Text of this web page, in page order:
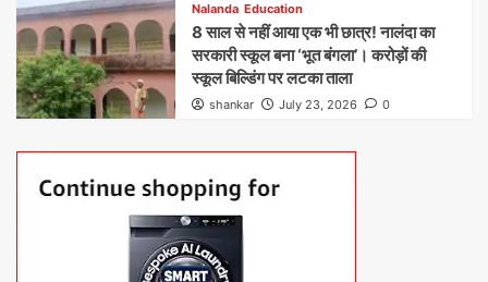
Nalanda Education
8 साल से नहीं आया एक भी छात्र! नालंदा का
सरकारी स्कूल बना ‘भूत बंगला’। करोड़ों की
स्कूल बिल्डिंग पर लटका ताला
shankar July 23, 2026 0